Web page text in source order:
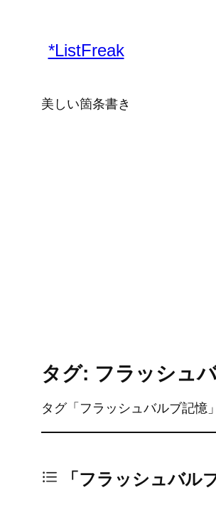
*ListFreak
美しい箇条書き
タグ: フラッシュ
タグ「フラッシュバルブ記憶
「フラッシュバル